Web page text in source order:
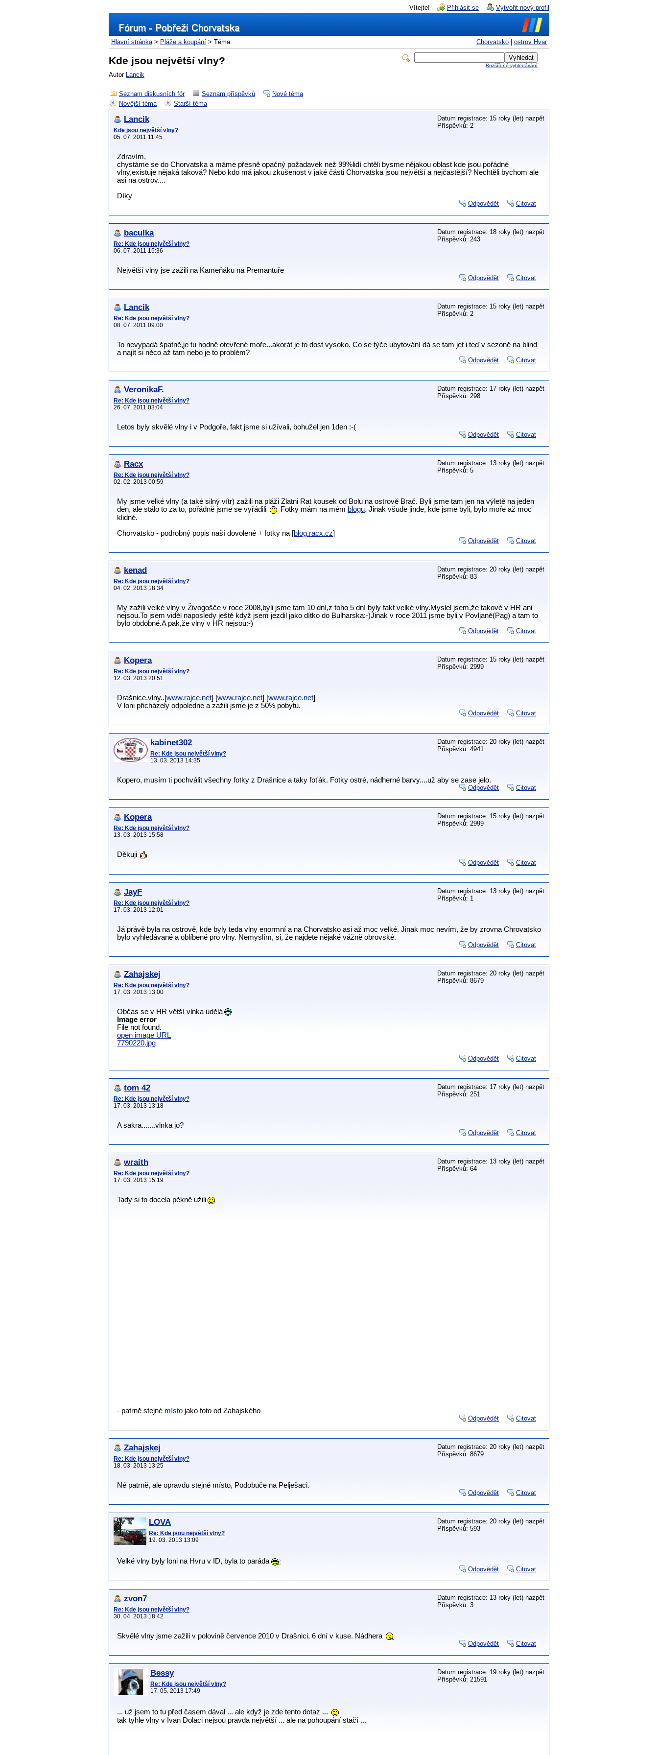
Vítejte! Přihlásit se Vytvořit nový profil
Chorvatsko ostrov Hvar
Hlavní stránka> Pláže a koupání > Téma
Rozšířené vyhledávání
Kde jsou největší vlny?
Autor Lancik
Seznam diskusních fór Seznam příspěvků
Nové téma
Novější téma
Starší téma
Lancik
Kde jsou největší vlny?
05. 07. 2011 11:45
Datum registrace: 15 roky (let) nazpět
Příspěvků: 2
Zdravím,
chystáme se do Chorvatska a máme přesně opačný požadavek než 99%lidí chtěli bysme nějakou oblast kde jsou pořádné
vlny,existuje nějaká taková? Nebo kdo má jakou zkušenost v jaké části Chorvatska jsou největší a nejčastější? Nechtěli bychom ale
asi na ostrov....
Díky
Odpovědět Citovat
baculka
Re: Kde jsou největší vlny?
06. 07. 2011 15:36
Datum registrace: 18 roky (let) nazpět
Příspěvků: 243
Největší vlny jse zažili na Kameňáku na Premantuře
Odpovědět Citovat
Lancik
Re: Kde jsou největší vlny?
08. 07. 2011 09:00
Datum registrace: 15 roky (let) nazpět
Příspěvků: 2
To nevypadá špatně,je tu hodně otevřené moře...akorát je to dost vysoko. Co se týče ubytování dá se tam jet i teď v sezoně na blind
a najít si něco až tam nebo je to problém?
Odpovědět Citovat
VeronikaF.
Re: Kde jsou největší vlny?
26. 07. 2011 03:04
Datum registrace: 17 roky (let) nazpět
Příspěvků: 298
Letos byly skvělé vlny i v Podgoře, fakt jsme si užívali, bohužel jen 1den :-(
Odpovědět Citovat
Racx
Re: Kde jsou největší vlny?
02. 02. 2013 00:59
Datum registrace: 13 roky (let) nazpět
Příspěvků: 5
My jsme velké vlny (a také silný vítr) zažili na pláži Zlatni Rat kousek od Bolu na ostrově Brač. Byli jsme tam jen na výletě na jeden
den, ale stálo to za to, pořádně jsme se vyřádili
Fotky mám na mém blogu. Jinak všude jinde, kde jsme byli, bylo moře až moc
klidné.
Chorvatsko - podrobný popis naší dovolené + fotky na [blog.racx.cz]
Odpovědět Citovat
kenad
Re: Kde jsou největší vlny?
04. 02. 2013 18:34
Datum registrace: 20 roky (let) nazpět
Příspěvků: 83
My zažili velké vlny v Živogošče v roce 2008,byli jsme tam 10 dní,z toho 5 dní byly fakt velké vlny.Myslel jsem,že takové v HR ani
nejsou.To jsem viděl naposledy ještě když jsem jezdil jako dítko do Bulharska:-)Jinak v roce 2011 jsme byli v Povljaně(Pag) a tam to
bylo obdobné.A pak,že vlny v HR nejsou:-)
Odpovědět Citovat
Kopera
Re: Kde jsou největší vlny?
12. 03. 2013 20:51
Datum registrace: 15 roky (let) nazpět
Příspěvků: 2999
Drašnice,vlny..[www.rajce.net] [www.rajce.net] [www.rajce.net]
V loni přicházely odpoledne a zažili jsme je z 50% pobytu.
Odpovědět Citovat
kabinet302
Re: Kde jsou největší vlny?
13. 03. 2013 14:35
Datum registrace: 20 roky (let) nazpět
Příspěvků: 4941
Kopero, musím ti pochválit všechny fotky z Drašnice a taky foťák. Fotky ostré, nádherné barvy....už aby se zase jelo.
Odpovědět Citovat
Kopera
Re: Kde jsou největší vlny?
13. 03. 2013 15:58
Datum registrace: 15 roky (let) nazpět
Příspěvků: 2999
Děkuji
Odpovědět Citovat
JayF
Re: Kde jsou největší vlny?
17. 03. 2013 12:01
Datum registrace: 13 roky (let) nazpět
Příspěvků: 1
Já právě byla na ostrově, kde byly teda vlny enormní a na Chorvatsko asi až moc velké. Jinak moc nevím, že by zrovna Chrovatsko
bylo vyhledávané a oblíbené pro vlny. Nemyslím, si, že najdete nějaké vážně obrovské.
Odpovědět Citovat
Zahajskej
Re: Kde jsou největší vlny?
17. 03. 2013 13:00
Datum registrace: 20 roky (let) nazpět
Příspěvků: 8679
Občas se v HR větší vlnka udělá
Image error
File not found.
open image URL
7790220.jpg
Odpovědět Citovat
tom 42
Re: Kde jsou největší vlny?
17. 03. 2013 13:18
Datum registrace: 17 roky (let) nazpět
Příspěvků: 251
A sakra.......vlnka jo?
Odpovědět Citovat
wraith
Re: Kde jsou největší vlny?
17. 03. 2013 15:19
Datum registrace: 13 roky (let) nazpět
Příspěvků: 64
Tady si to docela pěkně užili
- patrně stejné místo jako foto od Zahajského
Odpovědět Citovat
Zahajskej
Re: Kde jsou největší vlny?
18. 03. 2013 13:25
Datum registrace: 20 roky (let) nazpět
Příspěvků: 8679
Né patrně, ale opravdu stejné místo, Podobuče na Pelješaci.
Odpovědět Citovat
LOVA
Re: Kde jsou největší vlny?
19. 03. 2013 13:09
Datum registrace: 20 roky (let) nazpět
Příspěvků: 593
Velké vlny byly loni na Hvru v ID, byla to paráda
Odpovědět Citovat
zvon7
Re: Kde jsou největší vlny?
30. 04. 2013 18:42
Datum registrace: 13 roky (let) nazpět
Příspěvků: 3
Skvělé vlny jsme zažili v polovině července 2010 v Drašnici, 6 dní v kuse. Nádhera
Odpovědět Citovat
Bessy
Re: Kde jsou největší vlny?
17. 05. 2013 17:49
Datum registrace: 19 roky (let) nazpět
Příspěvků: 21591
... už jsem to tu před časem dával ... ale když je zde tento dotaz ...
tak tyhle vlny v Ivan Dolaci nejsou pravda největší ... ale na pohoupání stačí ...